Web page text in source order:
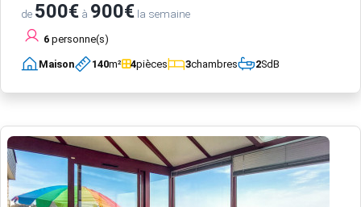
de 500€ à 900€ la semaine
6 personne(s)
Maison 140m² 4pièces 3chambres 2SdB